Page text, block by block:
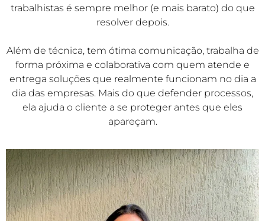
trabalhistas é sempre melhor (e mais barato) do que
resolver depois.
Além de técnica, tem ótima comunicação, trabalha de
forma próxima e colaborativa com quem atende e
entrega soluções que realmente funcionam no dia a
dia das empresas. Mais do que defender processos,
ela ajuda o cliente a se proteger antes que eles
apareçam.